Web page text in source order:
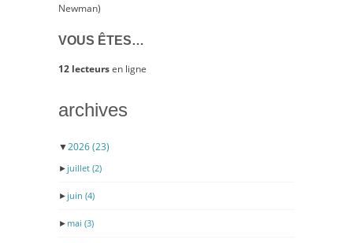
Newman)
VOUS ÊTES…
12 lecteursen ligne
archives
▼2026(23)
► juillet (2)
► juin (4)
► mai (3)